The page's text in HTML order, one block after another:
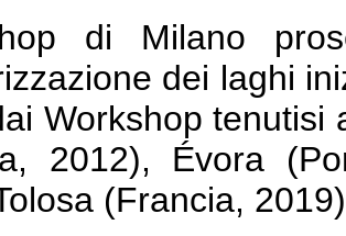
di Milano
dei laghi
Workshop tenutisi
2012), Évora
(Francia,